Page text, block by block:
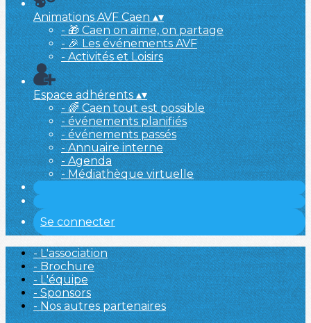
Animations AVF Caen▴▾
- 🎁 Caen on aime, on partage
- 🎉 Les événements AVF
- Activités et Loisirs
Espace adhérents▴▾
- 🌈 Caen tout est possible
- événements planifiés
- événements passés
- Annuaire interne
- Agenda
- Médiathèque virtuelle
Se connecter
- L'association
- Brochure
- L'équipe
- Sponsors
- Nos autres partenaires